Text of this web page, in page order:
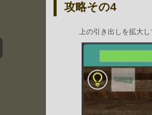
攻略その4
上の引き出しを拡大